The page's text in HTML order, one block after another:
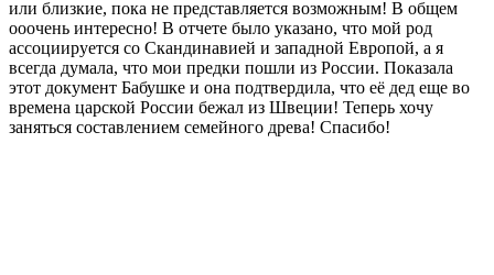
или близкие, пока не представляется возможным! В общем
ооочень интересно! В отчете было указано, что мой род
ассоциируется со Скандинавией и западной Европой, а я
всегда думала, что мои предки пошли из России. Показала
этот документ Бабушке и она подтвердила, что её дед еще во
времена царской России бежал из Швеции! Теперь хочу
заняться составлением семейного древа! Спасибо!